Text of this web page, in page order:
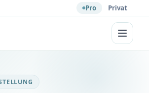
Pro Privat
Menü